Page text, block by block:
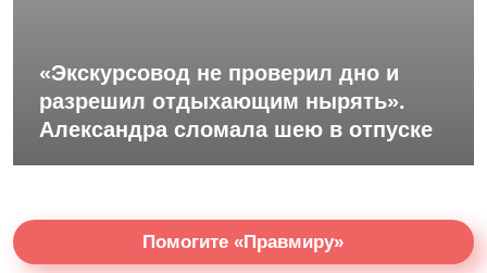
«Экскурсовод не проверил дно и
разрешил отдыхающим нырять».
Александра сломала шею в отпуске
Помогите «Правмиру»